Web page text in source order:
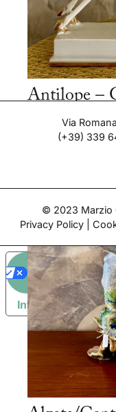
Antilope –
Epoca: 1932
Via
(+39) 339
© 2023 Marzio
Privacy Policy|
Informativa sulla
LE TUE